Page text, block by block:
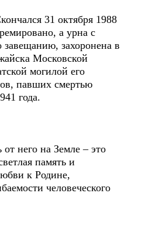
31 октября 1988
а урна с
завещанию, захоронена в
Московской
могилой его
павших смертью
года.
него на Земле – это
память и
к Родине,
человеческого